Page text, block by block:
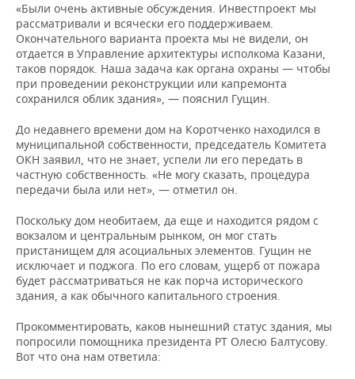
«Были очень активные обсуждения. Инвестпроект мы
рассматривали и всячески его поддерживаем.
Окончательного варианта проекта мы не видели, он
отдается в Управление архитектуры исполкома Казани,
таков порядок. Наша задача как органа охраны — чтобы
при проведении реконструкции или капремонта
сохранился облик здания», — пояснил Гущин.
До недавнего времени дом на Коротченко находился в
муниципальной собственности, председатель Комитета
ОКН заявил, что не знает, успели ли его передать в
частную собственность. «Не могу сказать, процедура
передачи была или нет», — отметил он.
Поскольку дом необитаем, да еще и находится рядом с
вокзалом и центральным рынком, он мог стать
пристанищем для асоциальных элементов. Гущин не
исключает и поджога. По его словам, ущерб от пожара
будет рассматриваться не как порча исторического
здания, а как обычного капитального строения.
Прокомментировать, каков нынешний статус здания, мы
попросили помощника президента РТ Олесю Балтусову.
Вот что она нам ответила: